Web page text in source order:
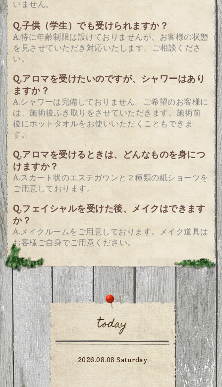
いません。
Q.子供（学生）でも受けられますか？
A.特に年齢制限は設けておりませんが、お客様の状態
を見させていただき対応いたします。ご相談くださ
い。
Q.アロマを受けたいのですが、シャワーはあり
ますか？
A.シャワーは完備しておりません。ご希望のお客様に
は、施術後ふき取りを させていただきます。施術前
後にホットタオルをお使いいただくこともできま
す。
Q.アロマを受けるときは、どんなものを身につ
けますか？
A.スカート状のエステガウンと２種類の紙ショーツを
ご用意しております。
Q.フェイシャルを受けた後、メイクはできます
か？
A.メイクルームをご用意しております。メイク道具は
お客様ご自身でご用意ください。
today
2026.08.08 Saturday